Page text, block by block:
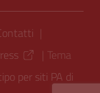
|
| Tema
per siti PA di